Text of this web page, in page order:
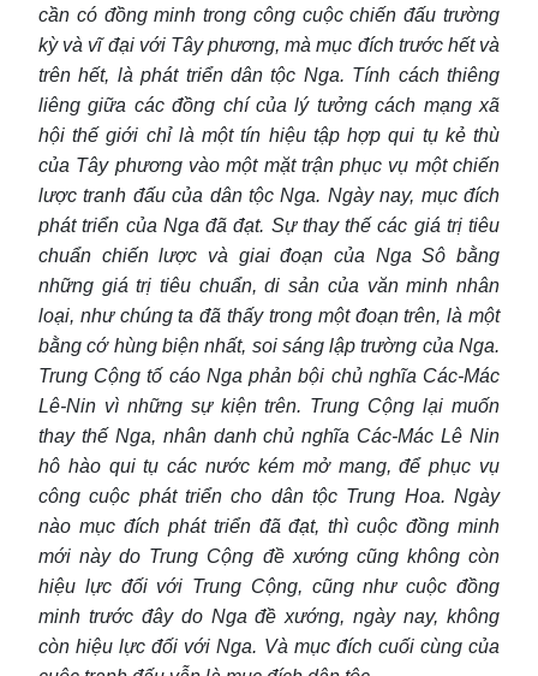
cần có đồng minh trong công cuộc chiến đấu trường
kỳ và vĩ đại với Tây phương, mà mục đích trước hết và
trên hết, là phát triển dân tộc Nga. Tính cách thiêng
liêng giữa các đồng chí của lý tưởng cách mạng xã
hội thế giới chỉ là một tín hiệu tập hợp qui tụ kẻ thù
của Tây phương vào một mặt trận phục vụ một chiến
lược tranh đấu của dân tộc Nga. Ngày nay, mục đích
phát triển của Nga đã đạt. Sự thay thế các giá trị tiêu
chuẩn chiến lược và giai đoạn của Nga Sô bằng
những giá trị tiêu chuẩn, di sản của văn minh nhân
loại, như chúng ta đã thấy trong một đoạn trên, là một
bằng cớ hùng biện nhất, soi sáng lập trường của Nga.
Trung Cộng tố cáo Nga phản bội chủ nghĩa Các-Mác
Lê-Nin vì những sự kiện trên. Trung Cộng lại muốn
thay thế Nga, nhân danh chủ nghĩa Các-Mác Lê Nin
hô hào qui tụ các nước kém mở mang, để phục vụ
công cuộc phát triển cho dân tộc Trung Hoa. Ngày
nào mục đích phát triển đã đạt, thì cuộc đồng minh
mới này do Trung Cộng đề xướng cũng không còn
hiệu lực đối với Trung Cộng, cũng như cuộc đồng
minh trước đây do Nga đề xướng, ngày nay, không
còn hiệu lực đối với Nga. Và mục đích cuối cùng của